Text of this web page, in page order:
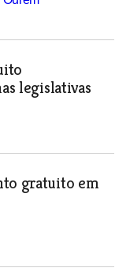
legislativas
gratuito em